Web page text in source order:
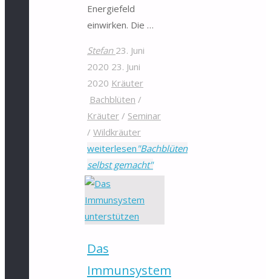
Energiefeld
einwirken. Die …
Stefan 23. Juni
2020 23. Juni
2020 Kräuter
Bachblüten /
Kräuter/ Seminar
/ Wildkräuter
weiterlesen "Bachblüten
selbst gemacht"
Das
Immunsystem